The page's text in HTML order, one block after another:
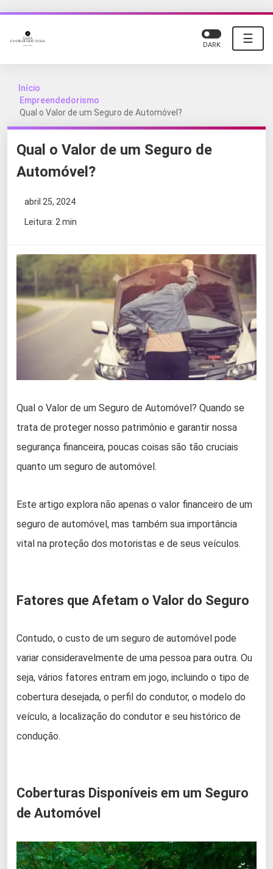
☰
DARK
Início
Empreendedorismo
Qual o Valor de um Seguro de Automóvel?
Qual o Valor de um Seguro de
Automóvel?
abril 25, 2024
Leitura: 2 min
Qual o Valor de um Seguro de Automóvel? Quando se
trata de proteger nosso patrimônio e garantir nossa
segurança financeira, poucas coisas são tão cruciais
quanto um seguro de automóvel.
Este artigo explora não apenas o valor financeiro de um
seguro de automóvel, mas também sua importância
vital na proteção dos motoristas e de seus veículos.
Fatores que Afetam o Valor do Seguro
Contudo, o custo de um seguro de automóvel pode
variar consideravelmente de uma pessoa para outra. Ou
seja, vários fatores entram em jogo, incluindo o tipo de
cobertura desejada, o perfil do condutor, o modelo do
veículo, a localização do condutor e seu histórico de
condução.
Coberturas Disponíveis em um Seguro
de Automóvel